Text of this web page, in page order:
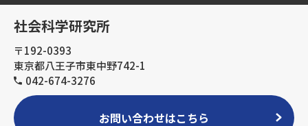
社会科学研究所
〒192-0393
東京都八王子市東中野742-1
042-674-3276
お問い合わせはこちら